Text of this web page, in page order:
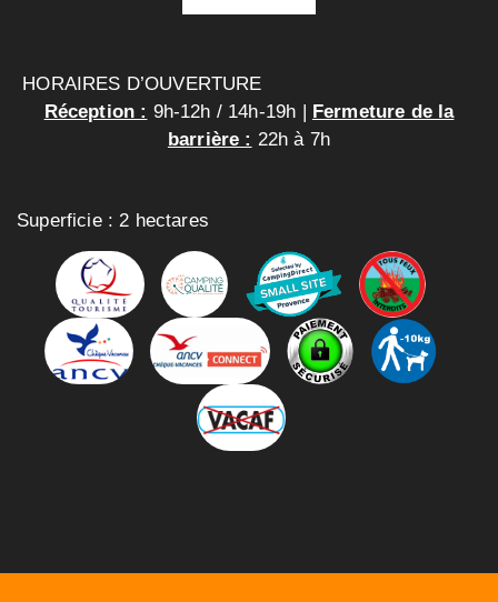
HORAIRES D’OUVERTURE
Réception : 9h-12h / 14h-19h |
Fermeture de la
barrière : 22h à 7h
Superficie : 2 hectares